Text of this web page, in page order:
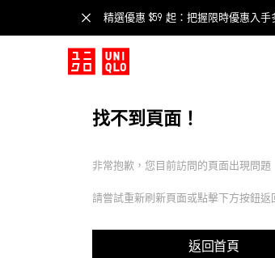
精選優惠 $59 起：把握限時優惠入
找不到頁面！
非常抱歉，您目前訪問的頁面出現問題
請嘗試重新刷新頁面或點擊下方按鈕返
返回首頁